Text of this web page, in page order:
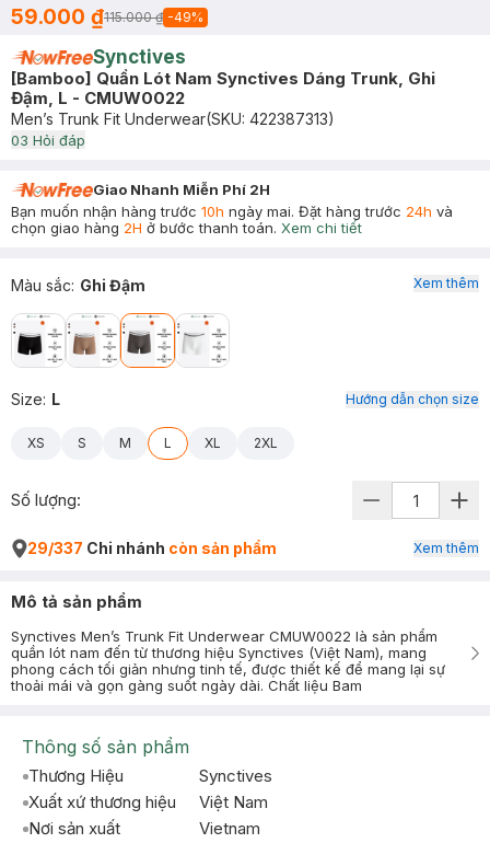
59.000 ₫115.000 ₫ -49%
Synctives
[Bamboo] Quần Lót Nam Synctives Dáng Trunk, Ghi
Đậm, L - CMUW0022
Men’s Trunk Fit Underwear(SKU: 422387313)
03 Hỏi đáp
Giao Nhanh Miễn Phí 2H
Bạn muốn nhận hàng trước 10h ngày mai. Đặt hàng trước 24h và
chọn giao hàng 2H ở bước thanh toán. Xem chi tiết
Màu sắc: Ghi Đậm
Size: L Hướng dẫn chọn size
XS S M L XL 2XL
Xem thêm
Số lượng:
29/337 Chi nhánh còn sản phẩm Xem thêm
Mô tả sản phẩm
Synctives Men’s Trunk Fit Underwear CMUW0022 là sản phẩm
quần lót nam đến từ thương hiệu Synctives (Việt Nam), mang
phong cách tối giản nhưng tinh tế, được thiết kế để mang lại sự
thoải mái và gọn gàng suốt ngày dài. Chất liệu Bam
Thông số sản phẩm
Thương Hiệu
Synctives
Xuất xứ thương hiệu
Việt Nam
Nơi sản xuất
Vietnam